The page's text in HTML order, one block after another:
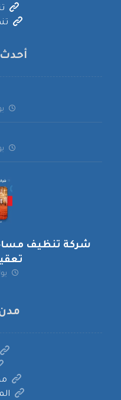
أحدث